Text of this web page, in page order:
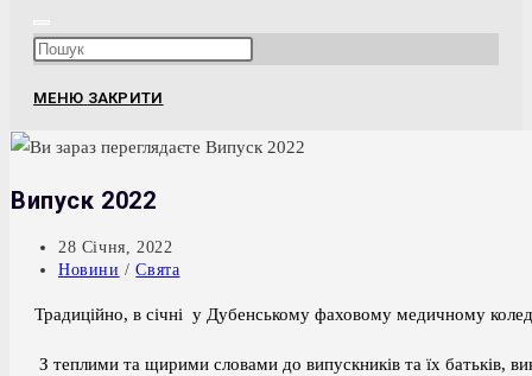
веб-
сайті
close
МЕНЮ ЗАКРИТИ
Випуск 2022
Запис
опубліковано:
28 Січня, 2022
Категорія
Новини / Свята
Традиційно, в січні у Дубенському фаховому медичному
З теплими та щирими словами до випускників та їх батьків,